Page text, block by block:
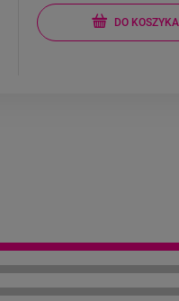
DO KOSZYKA